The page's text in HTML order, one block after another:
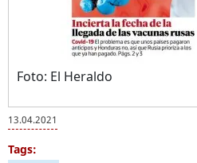
Foto: El Heraldo
13.04.2021
Tags: